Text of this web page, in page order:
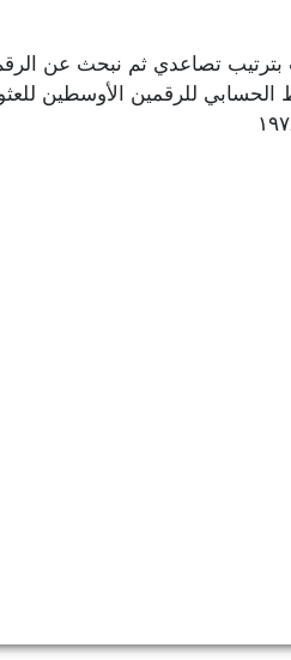
بترتيب تصاعدي ثم نبحث عن
للرقمين الأوسطين